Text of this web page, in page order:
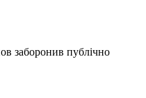
заборонив публічно